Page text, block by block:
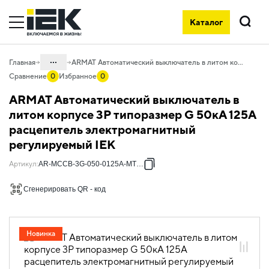
Каталог
Поиск
Главная ...
02. Силовое оборудование защиты и
коммутации
02.01 Силовые автоматические
выключатели в литом корпусе и доп.
устройства
выключатели ARMAT и доп. устройства
ARMAT Автоматический выключатель в литом корпусе 3P типоразмер G 50кА 125А расцепитель электромагнитный регулируемый IEK
Сравнение 0 Избранное 0
ARMAT Автоматический выключатель в
литом корпусе 3P типоразмер G 50кА 125А
расцепитель электромагнитный
регулируемый IEK
Новинка
Артикул:AR-MCCB-3G-050-0125A-MTUC
Сгенерировать QR - код